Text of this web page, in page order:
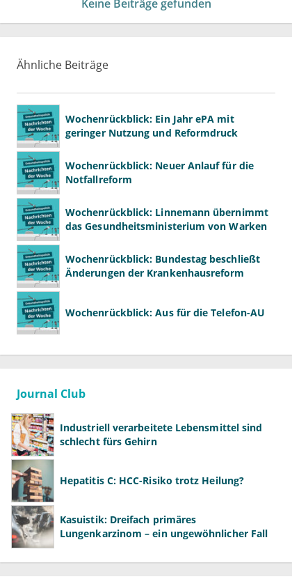
Keine Beiträge gefunden
Ähnliche Beiträge
Wochenrückblick: Ein Jahr ePA mit
geringer Nutzung und Reformdruck
Wochenrückblick: Neuer Anlauf für die
Notfallreform
Wochenrückblick: Linnemann übernimmt
das Gesundheitsministerium von Warken
Wochenrückblick: Bundestag beschließt
Änderungen der Krankenhausreform
Wochenrückblick: Aus für die Telefon-AU
Journal Club
Industriell verarbeitete Lebensmittel sind
schlecht fürs Gehirn
Hepatitis C: HCC-Risiko trotz Heilung?
Kasuistik: Dreifach primäres
Lungenkarzinom – ein ungewöhnlicher Fall